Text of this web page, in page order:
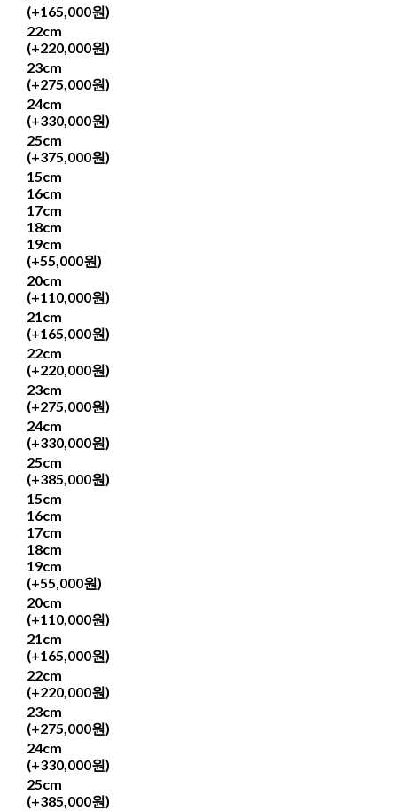
(+165,000원)
22cm
(+220,000원)
23cm
(+275,000원)
24cm
(+330,000원)
25cm
(+375,000원)
15cm
16cm
17cm
18cm
19cm
(+55,000원)
20cm
(+110,000원)
21cm
(+165,000원)
22cm
(+220,000원)
23cm
(+275,000원)
24cm
(+330,000원)
25cm
(+385,000원)
15cm
16cm
17cm
18cm
19cm
(+55,000원)
20cm
(+110,000원)
21cm
(+165,000원)
22cm
(+220,000원)
23cm
(+275,000원)
24cm
(+330,000원)
25cm
(+385,000원)